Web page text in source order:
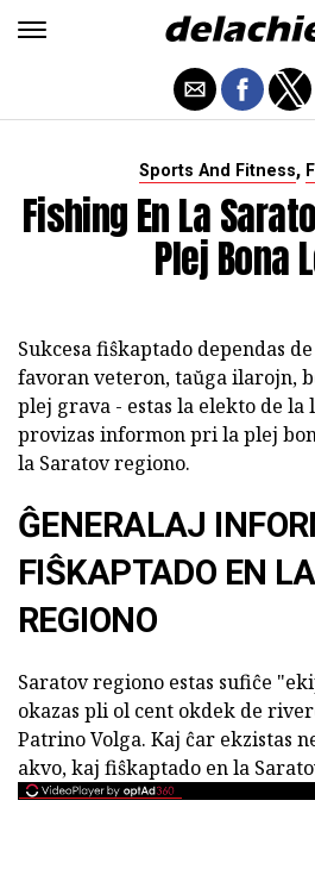
Sports And Fitness,
Fishing En La
Plej Bona
Sukcesa fiŝkaptado dependas
favoran veteron, taŭga ilarojn,
plej grava - estas la elekto de
provizas informon pri la plej
la Saratov regiono.
ĜENERALAJ
FIŜKAPTADO EN
REGIONO
Saratov regiono estas sufiĉe
okazas pli ol cent okdek de
Patrino Volga. Kaj ĉar ekzistas
akvo, kaj fiŝkaptado en la